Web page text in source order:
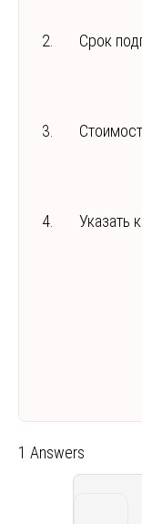
2. Срок
3.
4. Указать
1 Answers